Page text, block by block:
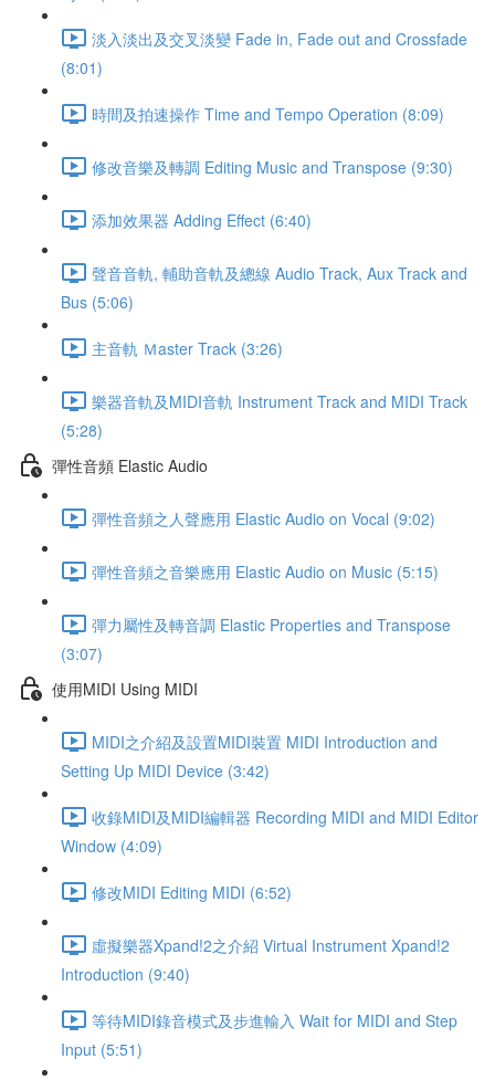
淡入淡出及交叉淡變 Fade in, Fade out and Crossfade
(8:01)
時間及拍速操作 Time and Tempo Operation (8:09)
修改音樂及轉調 Editing Music and Transpose (9:30)
添加效果器 Adding Effect (6:40)
聲音音軌, 輔助音軌及總線 Audio Track, Aux Track and
Bus (5:06)
主音軌 Ｍaster Track (3:26)
樂器音軌及MIDI音軌 Instrument Track and MIDI Track
(5:28)
彈性音頻 Elastic Audio
彈性音頻之人聲應用 Elastic Audio on Vocal (9:02)
彈性音頻之音樂應用 Elastic Audio on Music (5:15)
彈力屬性及轉音調 Elastic Properties and Transpose
(3:07)
使用MIDI Using MIDI
MIDI之介紹及設置MIDI裝置 MIDI Introduction and
Setting Up MIDI Device (3:42)
收錄MIDI及MIDI編輯器 Recording MIDI and MIDI Editor
Window (4:09)
修改MIDI Editing MIDI (6:52)
虛擬樂器Xpand!2之介紹 Virtual Instrument Xpand!2
Introduction (9:40)
等待MIDI錄音模式及步進輸入 Wait for MIDI and Step
Input (5:51)